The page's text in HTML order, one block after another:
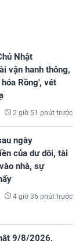
Nhật
vận hanh thông,
Rồng', vét
2 giờ 51 phút trước
ngày
của dư dôi, tài
nhà, sự
4 giờ 36 phút trước
9/8/2026,